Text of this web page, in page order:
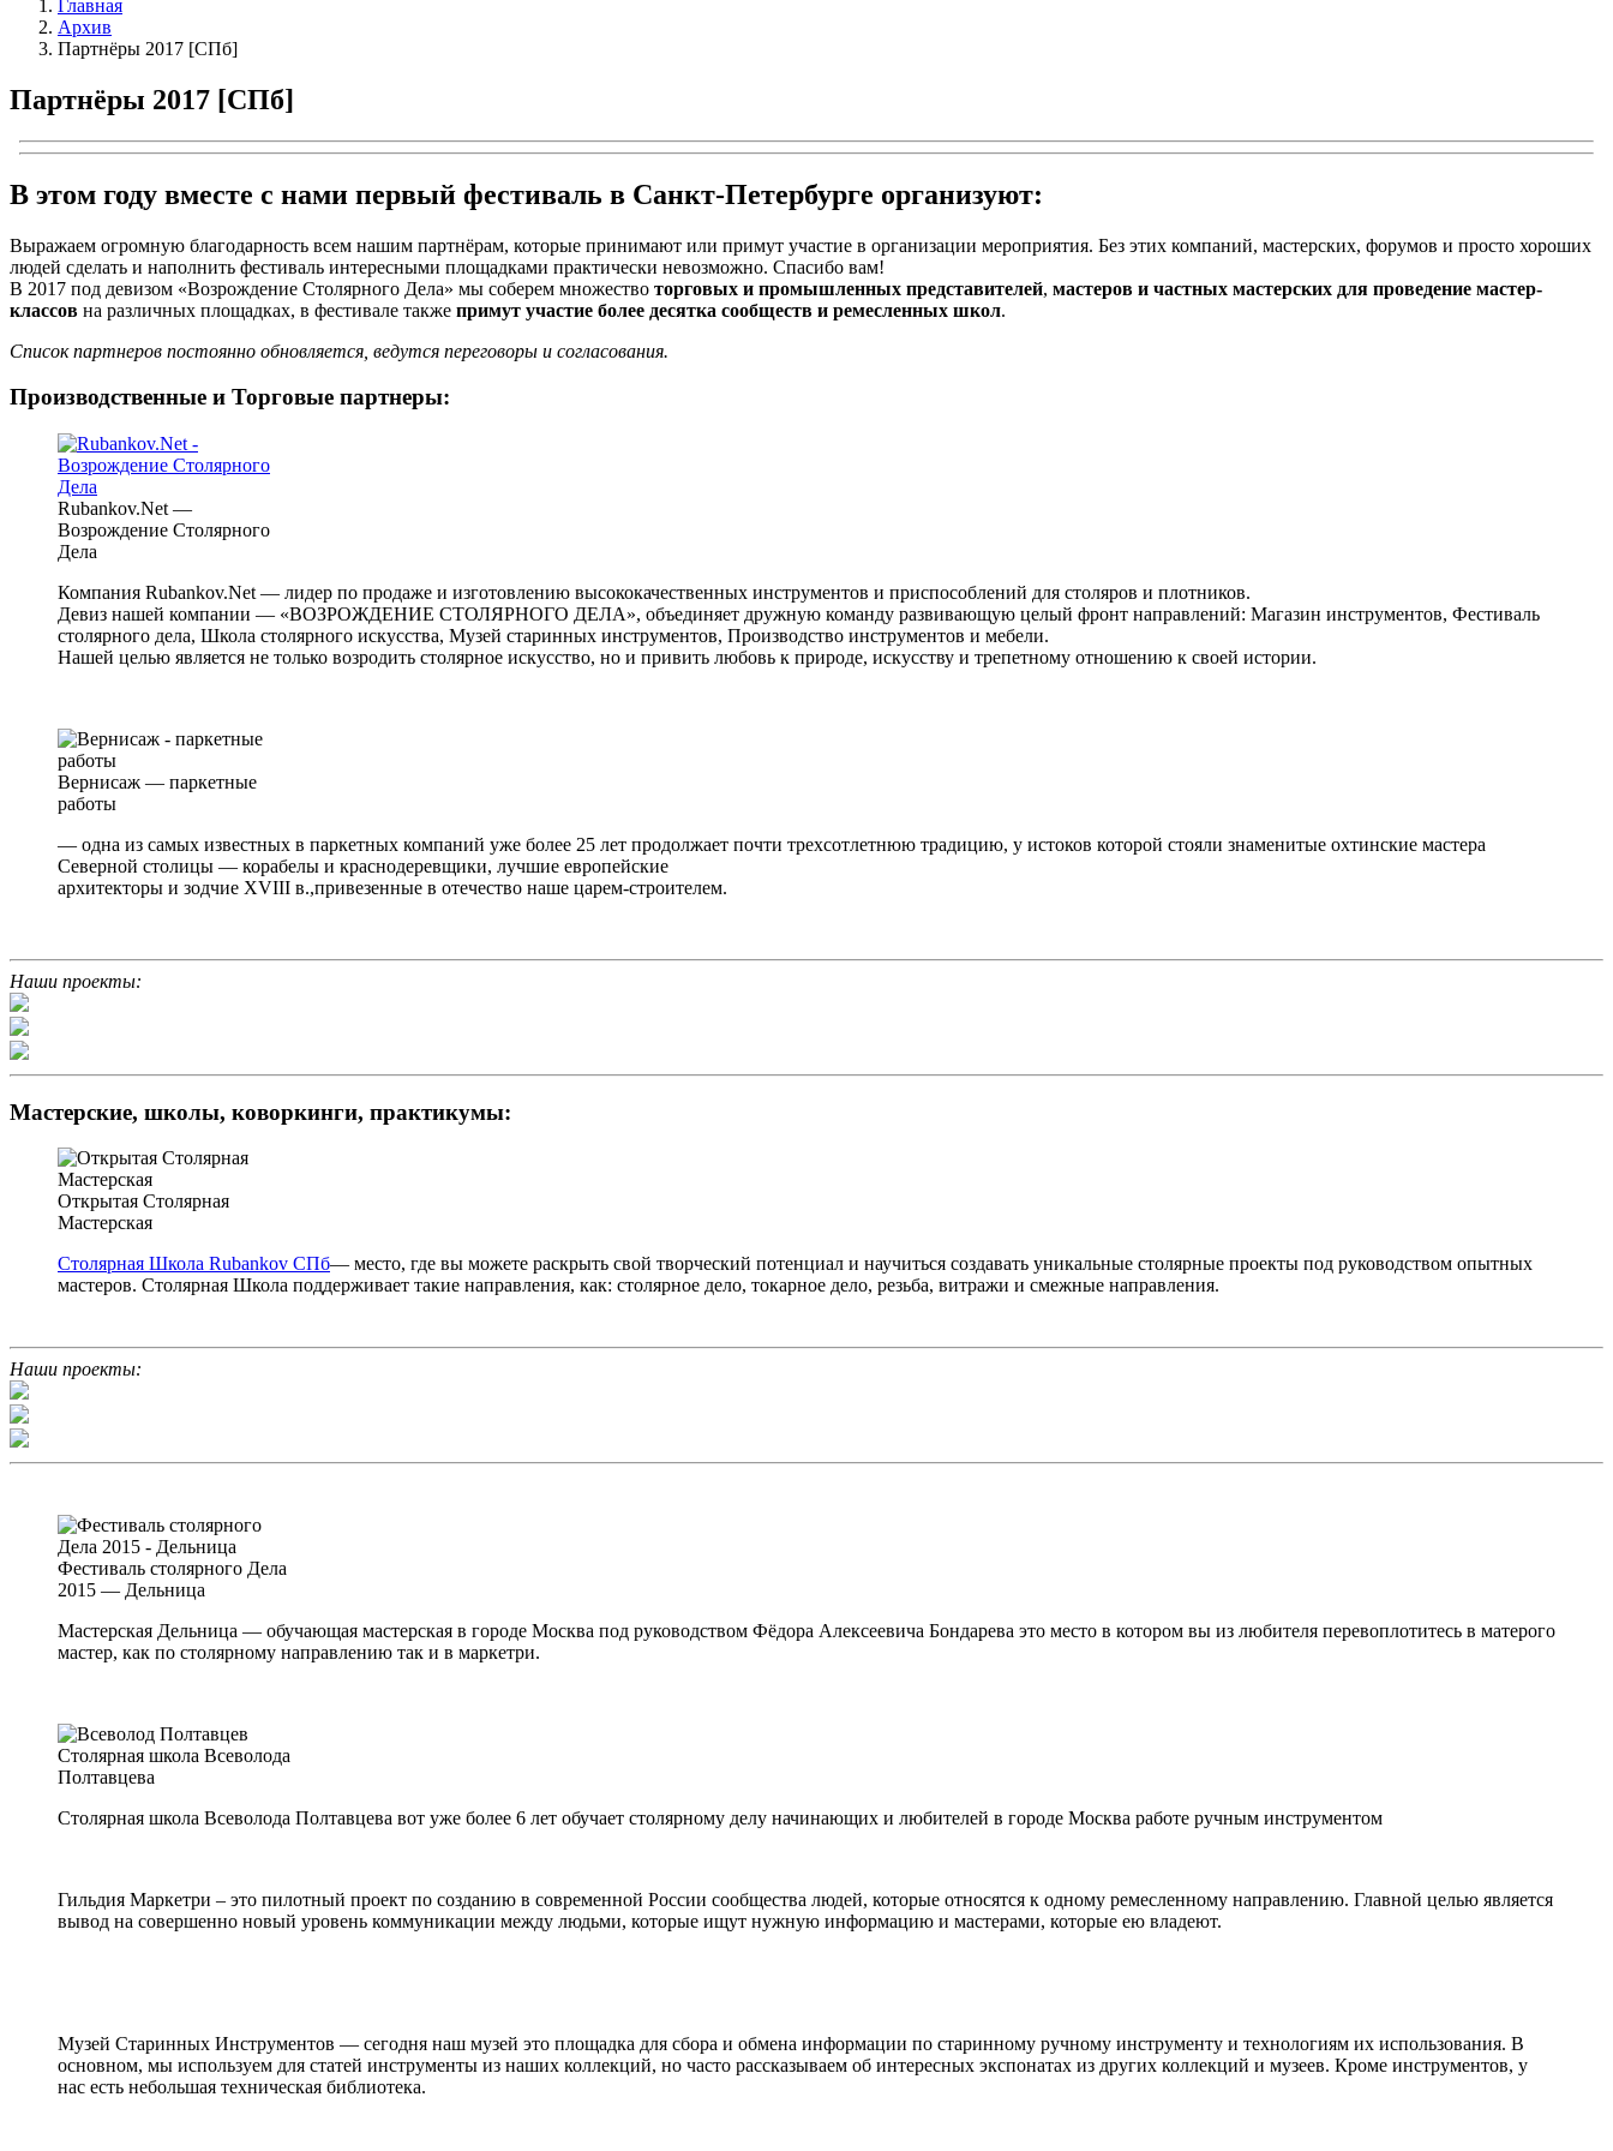
Главная
Архив
Партнёры 2017 [СПб]
Партнёры 2017 [СПб]
В этом году вместе с нами первый фестиваль в Санкт-Петербурге организуют:
Выражаем огромную благодарность всем нашим партнёрам, которые принимают или примут участие в организации мероприятия. Без этих компаний, мастерских, форумов и просто хороших
людей сделать и наполнить фестиваль интересными площадками практически невозможно. Спасибо вам!
В 2017 под девизом «Возрождение Столярного Дела» мы соберем множество торговых и промышленных представителей, мастеров и частных мастерских для проведение мастер-
классов на различных площадках, в фестивале также примут участие более десятка сообществ и ремесленных школ.
Список партнеров постоянно обновляется, ведутся переговоры и согласования.
Производственные и Торговые партнеры:
Rubankov.Net —
Возрождение Столярного
Дела
Компания Rubankov.Net — лидер по продаже и изготовлению высококачественных инструментов и приспособлений для столяров и плотников.
Девиз нашей компании — «ВОЗРОЖДЕНИЕ СТОЛЯРНОГО ДЕЛА», объединяет дружную команду развивающую целый фронт направлений: Магазин инструментов, Фестиваль
столярного дела, Школа столярного искусства, Музей старинных инструментов, Производство инструментов и мебели.
Нашей целью является не только возродить столярное искусство, но и привить любовь к природе, искусству и трепетному отношению к своей истории.
Вернисаж — паркетные
работы
— одна из самых известных в паркетных компаний уже более 25 лет продолжает почти трехсотлетнюю традицию, у истоков которой стояли знаменитые охтинские мастера
Северной столицы — корабелы и краснодеревщики, лучшие европейские
архитекторы и зодчие XVIII в.,привезенные в отечество наше царем-строителем.
Наши проекты:
Мастерские, школы, коворкинги, практикумы:
Открытая Столярная
Мастерская
Столярная Школа Rubankov СПб— место, где вы можете раскрыть свой творческий потенциал и научиться создавать уникальные столярные проекты под руководством опытных
мастеров. Столярная Школа поддерживает такие направления, как: столярное дело, токарное дело, резьба, витражи и смежные направления.
Наши проекты:
Фестиваль столярного Дела
2015 — Дельница
Мастерская Дельница — обучающая мастерская в городе Москва под руководством Фёдора Алексеевича Бондарева это место в котором вы из любителя перевоплотитесь в матерого
мастер, как по столярному направлению так и в маркетри.
Столярная школа Всеволода
Полтавцева
Столярная школа Всеволода Полтавцева вот уже более 6 лет обучает столярному делу начинающих и любителей в городе Москва работе ручным инструментом
Гильдия Маркетри – это пилотный проект по созданию в современной России сообщества людей, которые относятся к одному ремесленному направлению. Главной целью является
вывод на совершенно новый уровень коммуникации между людьми, которые ищут нужную информацию и мастерами, которые ею владеют.
Музей Старинных Инструментов — сегодня наш музей это площадка для сбора и обмена информации по старинному ручному инструменту и технологиям их использования. В
основном, мы используем для статей инструменты из наших коллекций, но часто рассказываем об интересных экспонатах из других коллекций и музеев. Кроме инструментов, у
нас есть небольшая техническая библиотека.